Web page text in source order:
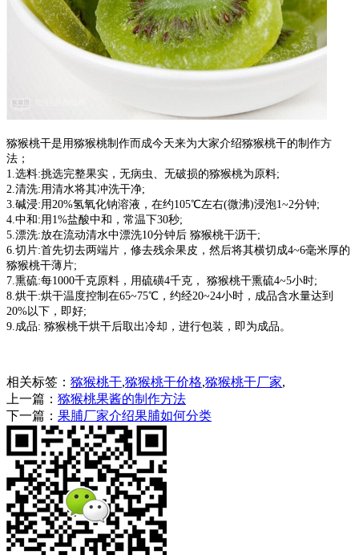
猕猴桃干是用猕猴桃制作而成今天来为大家介绍猕猴桃干的制作方
法；
1.选料:挑选完整果实，无病虫、无破损的猕猴桃为原料;
2.清洗:用清水将其冲洗干净;
3.碱浸:用20%氢氧化钠溶液，在约105℃左右(微沸)浸泡1~2分钟;
4.中和:用1%盐酸中和，常温下30秒;
5.漂洗:放在流动清水中漂洗10分钟后 猕猴桃干沥干;
6.切片:首先切去两端片，修去残余果皮，然后将其横切成4~6毫米厚的
猕猴桃干薄片;
7.熏硫:每1000千克原料，用硫磺4千克， 猕猴桃干熏硫4~5小时;
8.烘干:烘干温度控制在65~75℃，约经20~24小时，成品含水量达到
20%以下，即好;
9.成品: 猕猴桃干烘干后取出冷却，进行包装，即为成品。
相关标签： 猕猴桃干,猕猴桃干价格,猕猴桃干厂家,
上一篇： 猕猴桃果酱的制作方法
下一篇： 果脯厂家介绍果脯如何分类